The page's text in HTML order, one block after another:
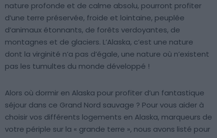
nature profonde et de calme absolu, pourront profiter
d’une terre préservée, froide et lointaine, peuplée
d’animaux étonnants, de forêts verdoyantes, de
montagnes et de glaciers. L’Alaska, c’est une nature
dont la virginité n’a pas d’égale, une nature où n’existent
pas les tumultes du monde développé !
Alors où dormir en Alaska pour profiter d’un fantastique
séjour dans ce Grand Nord sauvage ? Pour vous aider à
choisir vos différents logements en Alaska, marqueurs de
votre périple sur la « grande terre », nous avons listé pour